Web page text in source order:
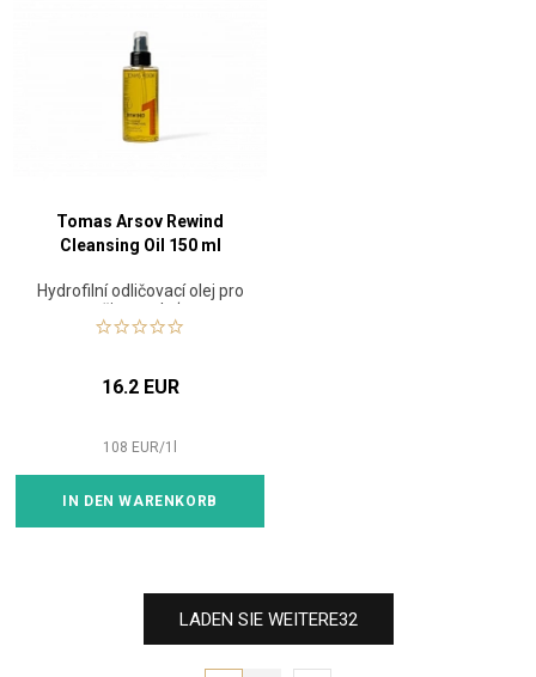
Tomas Arsov Rewind
Cleansing Oil 150 ml
Hydrofilní odličovací olej pro
čistou pleť
16.2 EUR
108 EUR/1
IN DEN WARENKORB
LADEN SIE WEITERE32